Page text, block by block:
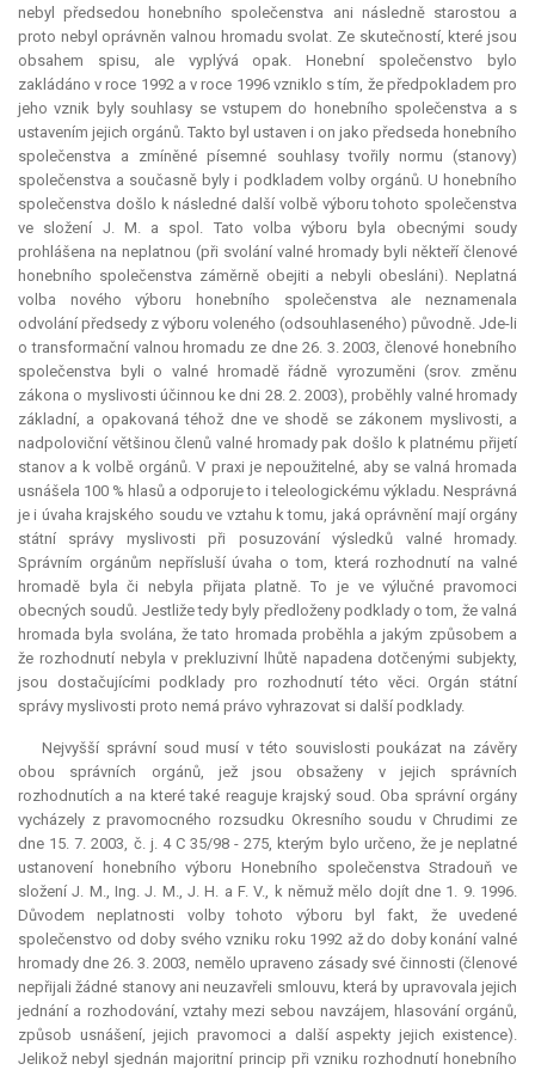
nebyl předsedou honebního společenstva ani následně starostou a
proto nebyl oprávněn valnou hromadu svolat. Ze skutečností, které jsou
obsahem spisu, ale vyplývá opak. Honební společenstvo bylo
zakládáno v roce 1992 a v roce 1996 vzniklo s tím, že předpokladem pro
jeho vznik byly souhlasy se vstupem do honebního společenstva a s
ustavením jejich orgánů. Takto byl ustaven i on jako předseda honebního
společenstva a zmíněné písemné souhlasy tvořily normu (stanovy)
společenstva a současně byly i podkladem volby orgánů. U honebního
společenstva došlo k následné další volbě výboru tohoto společenstva
ve složení J. M. a spol. Tato volba výboru byla obecnými soudy
prohlášena na neplatnou (při svolání valné hromady byli někteří členové
honebního společenstva záměrně obejiti a nebyli obesláni). Neplatná
volba nového výboru honebního společenstva ale neznamenala
odvolání předsedy z výboru voleného (odsouhlaseného) původně. Jde-li
o transformační valnou hromadu ze dne 26. 3. 2003, členové honebního
společenstva byli o valné hromadě řádně vyrozuměni (srov. změnu
zákona o myslivosti účinnou ke dni 28. 2. 2003), proběhly valné hromady
základní, a opakovaná téhož dne ve shodě se zákonem myslivosti, a
nadpoloviční většinou členů valné hromady pak došlo k platnému přijetí
stanov a k volbě orgánů. V praxi je nepoužitelné, aby se valná hromada
usnášela 100 % hlasů a odporuje to i teleologickému výkladu. Nesprávná
je i úvaha krajského soudu ve vztahu k tomu, jaká oprávnění mají orgány
státní správy myslivosti při posuzování výsledků valné hromady.
Správním orgánům nepřísluší úvaha o tom, která rozhodnutí na valné
hromadě byla či nebyla přijata platně. To je ve výlučné pravomoci
obecných soudů. Jestliže tedy byly předloženy podklady o tom, že valná
hromada byla svolána, že tato hromada proběhla a jakým způsobem a
že rozhodnutí nebyla v prekluzivní lhůtě napadena dotčenými subjekty,
jsou dostačujícími podklady pro rozhodnutí této věci. Orgán státní
správy myslivosti proto nemá právo vyhrazovat si další podklady.
Nejvyšší správní soud musí v této souvislosti poukázat na závěry
obou správních orgánů, jež jsou obsaženy v jejich správních
rozhodnutích a na které také reaguje krajský soud. Oba správní orgány
vycházely z pravomocného rozsudku Okresního soudu v Chrudimi ze
dne 15. 7. 2003, č. j. 4 C 35/98 - 275, kterým bylo určeno, že je neplatné
ustanovení honebního výboru Honebního společenstva Stradouň ve
složení J. M., Ing. J. M., J. H. a F. V., k němuž mělo dojít dne 1. 9. 1996.
Důvodem neplatnosti volby tohoto výboru byl fakt, že uvedené
společenstvo od doby svého vzniku roku 1992 až do doby konání valné
hromady dne 26. 3. 2003, nemělo upraveno zásady své činnosti (členové
nepřijali žádné stanovy ani neuzavřeli smlouvu, která by upravovala jejich
jednání a rozhodování, vztahy mezi sebou navzájem, hlasování orgánů,
způsob usnášení, jejich pravomoci a další aspekty jejich existence).
Jelikož nebyl sjednán majoritní princip při vzniku rozhodnutí honebního